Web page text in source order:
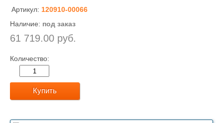
Артикул: 120910-00066
Наличие: под заказ
61 719.00 руб.
Количество:
Купить